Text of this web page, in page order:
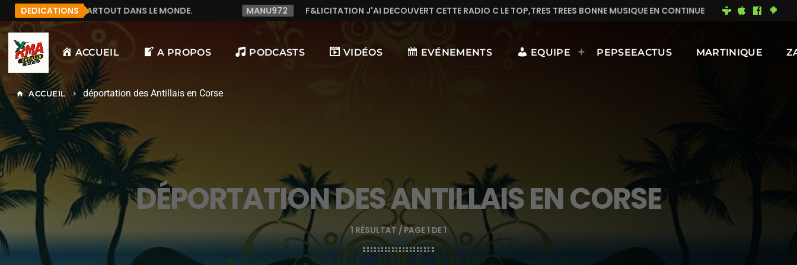
DEDICATIONS
DANS LE MONDE. MANU972 F&LICITATION J'AI DECOUVERT CETTE RADIO C LE TOP,TRES TREES BONNE MUSIQUE EN CONTINUE MIMI DU 93 BONNE JOURNÉE
ACCUEIL A PROPOS PODCASTS VIDÉOS EVÉNEMENTS EQUIPE PEPSEEACTUS MARTINIQUE
home ACCUEIL keyboard_arrow_right déportation des Antillais en Corse
DÉPORTATION DES ANTILLAIS EN CORSE
1 RÉSULTAT / PAGE 1 DE 1